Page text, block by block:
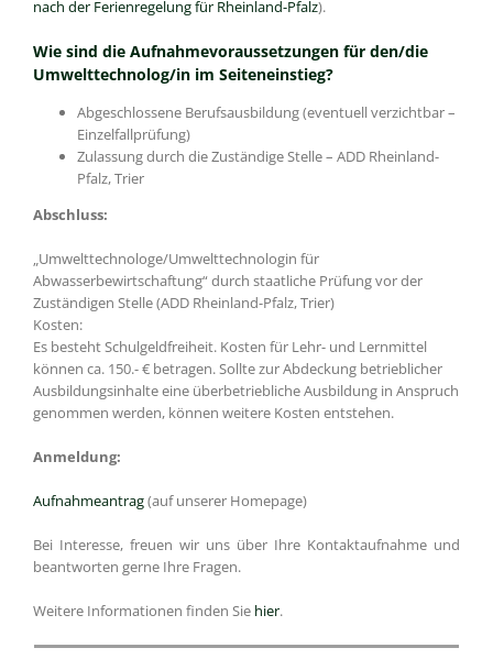
nach der Ferienregelung für Rheinland-Pfalz).
Wie sind die Aufnahmevoraussetzungen für den/die
Umwelttechnolog/in im Seiteneinstieg?
Abgeschlossene Berufsausbildung (eventuell verzichtbar –
Einzelfallprüfung)
Zulassung durch die Zuständige Stelle – ADD Rheinland-
Pfalz, Trier
Abschluss:
„Umwelttechnologe/Umwelttechnologin für
Abwasserbewirtschaftung“ durch staatliche Prüfung vor der
Zuständigen Stelle (ADD Rheinland-Pfalz, Trier)
Kosten:
Es besteht Schulgeldfreiheit. Kosten für Lehr- und Lernmittel
können ca. 150.- € betragen. Sollte zur Abdeckung betrieblicher
Ausbildungsinhalte eine überbetriebliche Ausbildung in Anspruch
genommen werden, können weitere Kosten entstehen.
Anmeldung:
Aufnahmeantrag(auf unserer Homepage)
Bei Interesse, freuen wir uns über Ihre Kontaktaufnahme und
beantworten gerne Ihre Fragen.
Weitere Informationen finden Sie hier.